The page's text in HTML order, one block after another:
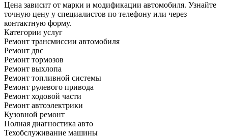
Цена зависит от марки и модификации автомобиля. Узнайте
точную цену у специалистов по телефону или через
контактную форму.
Категории услуг
Ремонт трансмиссии автомобиля
Ремонт двс
Ремонт тормозов
Ремонт выхлопа
Ремонт топливной системы
Ремонт рулевого привода
Ремонт ходовой части
Ремонт автоэлектрики
Кузовной ремонт
Полная диагностика авто
Техобслуживание машины